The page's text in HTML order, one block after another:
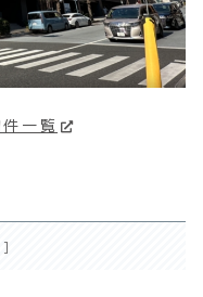
一覧